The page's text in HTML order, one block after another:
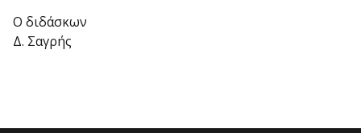
Ο διδάσκων
Δ. Σαγρής